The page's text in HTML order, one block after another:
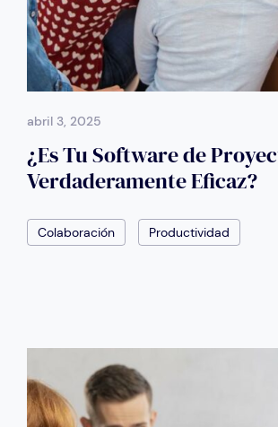
abril 3, 2025
¿Es Tu Software de
Verdaderamente Eficaz?
Colaboración Productividad